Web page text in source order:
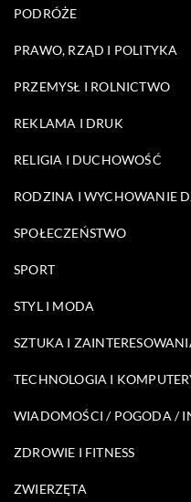
PODRÓŻE
PRAWO, RZĄD I POLITYKA
PRZEMYSŁ I ROLNICTWO
REKLAMA I DRUK
RELIGIA I DUCHOWOŚĆ
RODZINA I WYCHOWANIE
SPOŁECZEŃSTWO
SPORT
STYL I MODA
SZTUKA I
TECHNOLOGIA I
WIADOMOŚCI / POGODA /
ZDROWIE I FITNESS
ZWIERZĘTA